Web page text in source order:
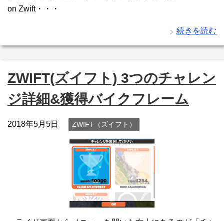
on Zwift・・・
続きを読む
ZWIFT(ズイフト) 3つのチャレン
ジ詳細&獲得バイクフレーム
2018年5月5日 ZWIFT（ズイフト）